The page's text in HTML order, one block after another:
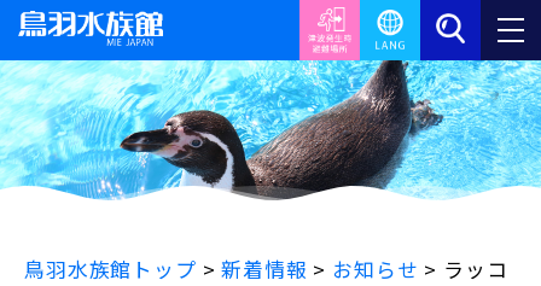
鳥羽水族館トップ >新着情報 > お知らせ > ラッコ